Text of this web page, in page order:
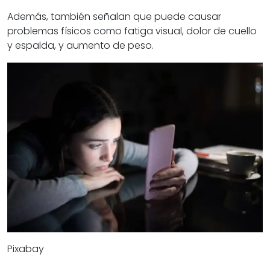
Además, también señalan que puede causar
problemas físicos como fatiga visual, dolor de cuello
y espalda, y aumento de peso.
Pixabay